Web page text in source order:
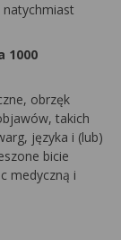
1000
obrzęk
takich
języka i (lub)
bicie
medyczną i